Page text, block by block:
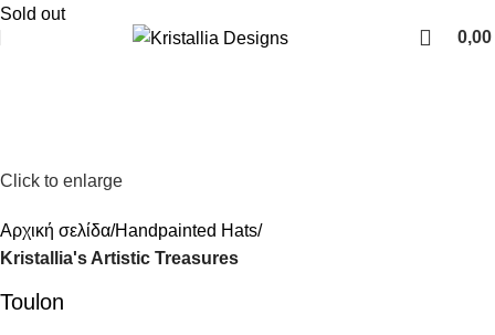
0,00
Sold out
Click to enlarge
Αρχική σελίδα Handpainted Hats
Kristallia's Artistic Treasures
Toulon